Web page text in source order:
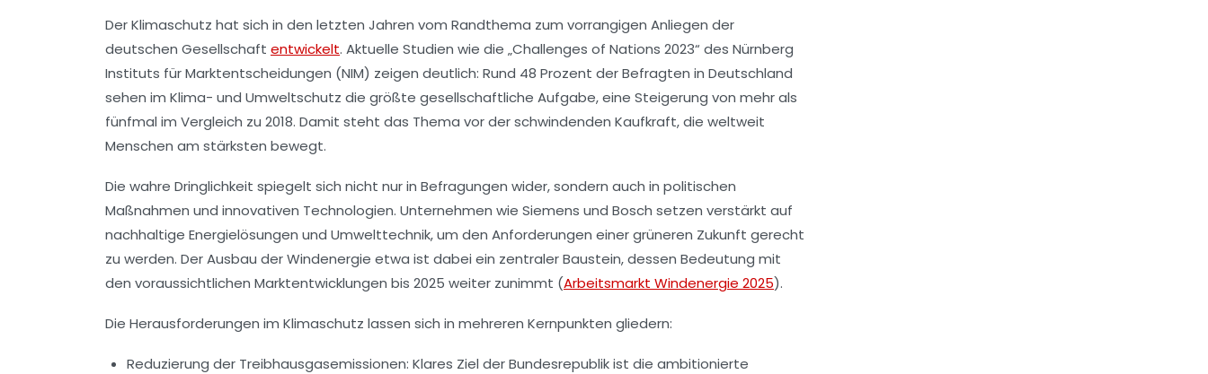
Der Klimaschutz hat sich in den letzten Jahren vom Randthema zum vorrangigen Anliegen der
deutschen Gesellschaft entwickelt. Aktuelle Studien wie die „Challenges of Nations 2023“ des Nürnberg
Instituts für Marktentscheidungen (NIM) zeigen deutlich: Rund 48 Prozent der Befragten in Deutschland
sehen im Klima- und Umweltschutz die größte gesellschaftliche Aufgabe, eine Steigerung von mehr als
fünfmal im Vergleich zu 2018. Damit steht das Thema vor der schwindenden Kaufkraft, die weltweit
Menschen am stärksten bewegt.
Die wahre Dringlichkeit spiegelt sich nicht nur in Befragungen wider, sondern auch in politischen
Maßnahmen und innovativen Technologien. Unternehmen wie Siemens und Bosch setzen verstärkt auf
nachhaltige Energielösungen und Umwelttechnik, um den Anforderungen einer grüneren Zukunft gerecht
zu werden. Der Ausbau der Windenergie etwa ist dabei ein zentraler Baustein, dessen Bedeutung mit
den voraussichtlichen Marktentwicklungen bis 2025 weiter zunimmt (Arbeitsmarkt Windenergie 2025).
Die Herausforderungen im Klimaschutz lassen sich in mehreren Kernpunkten gliedern:
Reduzierung der Treibhausgasemissionen: Klares Ziel der Bundesrepublik ist die ambitionierte